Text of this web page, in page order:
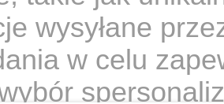
wysyłane
w celu